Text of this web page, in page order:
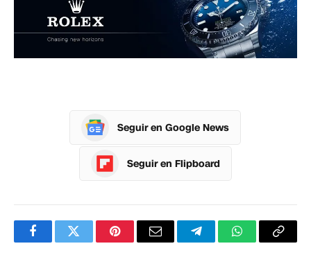
Seguir en Google News
Seguir en Flipboard
FacebookTwitterPinterestCorreoTelegramWhatsApp